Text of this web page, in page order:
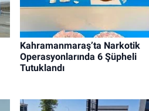
Kahramanmaraş’ta Narkotik
Operasyonlarında 6 Şüpheli
Tutuklandı